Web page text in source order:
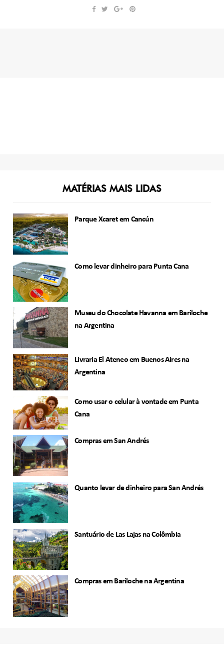
MATÉRIAS MAIS LIDAS
Parque Xcaret em Cancún
Como levar dinheiro para Punta Cana
Museu do Chocolate Havanna em Bariloche
na Argentina
Livraria El Ateneo em Buenos Aires na
Argentina
Como usar o celular à vontade em Punta
Cana
Compras em San Andrés
Quanto levar de dinheiro para San Andrés
Santuário de Las Lajas na Colômbia
Compras em Bariloche na Argentina